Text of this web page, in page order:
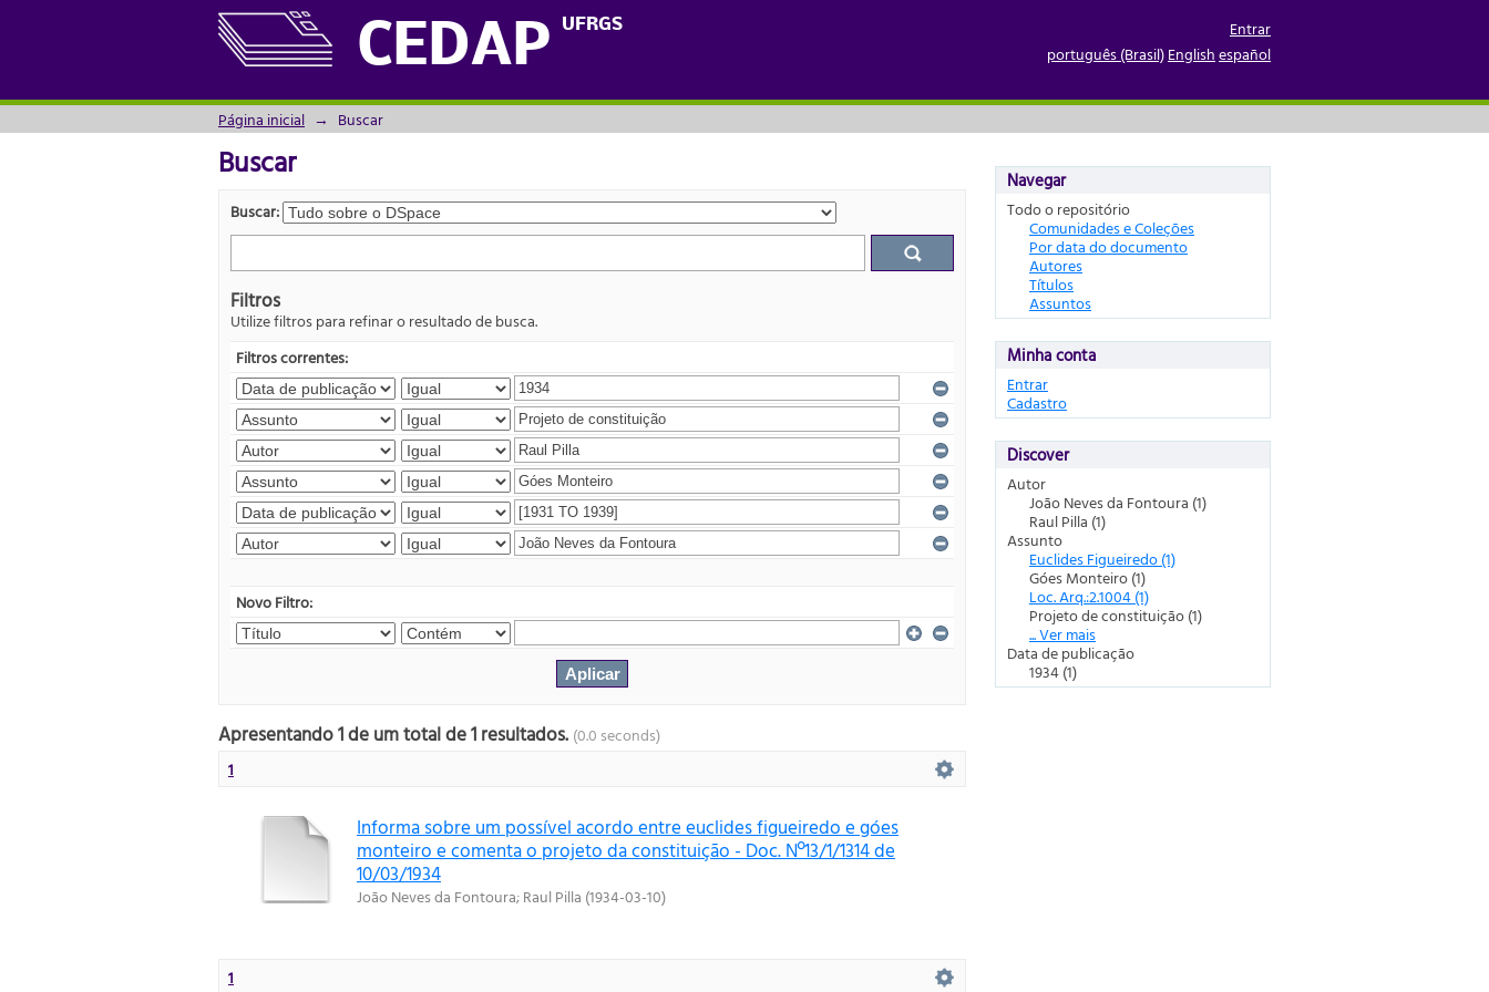
CEDAP UFRGS
Buscar
Entrar
português (Brasil)Englishespañol
Página inicial → Buscar
Buscar
Buscar:
Filtros
Utilize filtros para refinar o resultado de busca.
Filtros correntes:
Novo Filtro:
Apresentando 1 de um total de 1 resultados. (0.0 seconds)
1
Informa sobre um possível acordo entre euclides figueiredo e góes
monteiro e comenta o projeto da constituição - Doc. Nº13/1/1314 de
10/03/1934
João Neves da Fontoura;Raul Pilla (1934-03-10)
1
Navegar
Todo o repositório
Comunidades e Coleções
Por data do documento
Autores
Títulos
Assuntos
Minha conta
Entrar
Cadastro
Discover
Autor
João Neves da Fontoura (1)
Raul Pilla (1)
Assunto
Euclides Figueiredo (1)
Góes Monteiro (1)
Loc. Arq.:2.1004 (1)
Projeto de constituição (1)
... Ver mais
Data de publicação
1934 (1)